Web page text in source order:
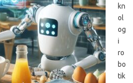
kn
ol
og
i
ro
bo
tik